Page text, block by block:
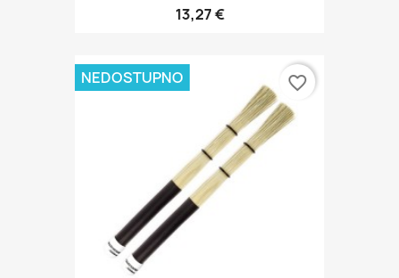
13,27 €
NEDOSTUPNO favorite_border